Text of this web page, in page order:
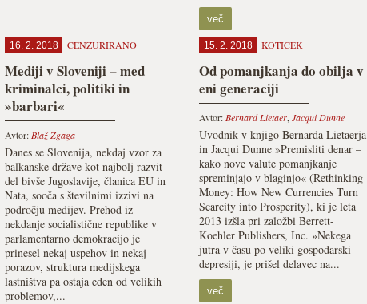
več
16. 2. 2018 CENZURIRANO
Mediji v Sloveniji – med
kriminalci, politiki in
»barbari«
Avtor: Blaž Zgaga
Danes se Slovenija, nekdaj vzor za
balkanske države kot najbolj razvit
del bivše Jugoslavije, članica EU in
Nata, sooča s številnimi izzivi na
področju medijev. Prehod iz
nekdanje socialistične republike v
parlamentarno demokracijo je
prinesel nekaj uspehov in nekaj
porazov, struktura medijskega
lastništva pa ostaja eden od velikih
problemov,...
15. 2. 2018 KOTIČEK
Od pomanjkanja do obilja v
eni generaciji
Avtor: Bernard Lietaer, Jacqui Dunne
Uvodnik v knjigo Bernarda Lietaerja
in Jacqui Dunne »Premisliti denar –
kako nove valute pomanjkanje
spreminjajo v blaginjo« (Rethinking
Money: How New Currencies Turn
Scarcity into Prosperity), ki je leta
2013 izšla pri založbi Berrett-
Koehler Publishers, Inc. »Nekega
jutra v času po veliki gospodarski
depresiji, je prišel delavec na...
več